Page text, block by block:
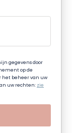
gegevens door
op de
het beheer van uw
uw rechten: zie